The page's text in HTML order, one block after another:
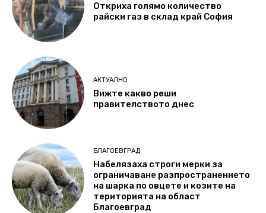
Откриха голямо количество
райски газ в склад край София
АКТУАЛНО
Вижте какво реши
правителството днес
БЛАГОЕВГРАД
Набелязаха строги мерки за
ограничаване разпространението
на шарка по овцете и козите на
територията на област
Благоевград